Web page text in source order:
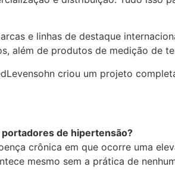
e linhas de destaque
além de produtos de medição de
criou um projeto
de hipertensão?
crônica em que ocorre uma
mesmo sem a prática de